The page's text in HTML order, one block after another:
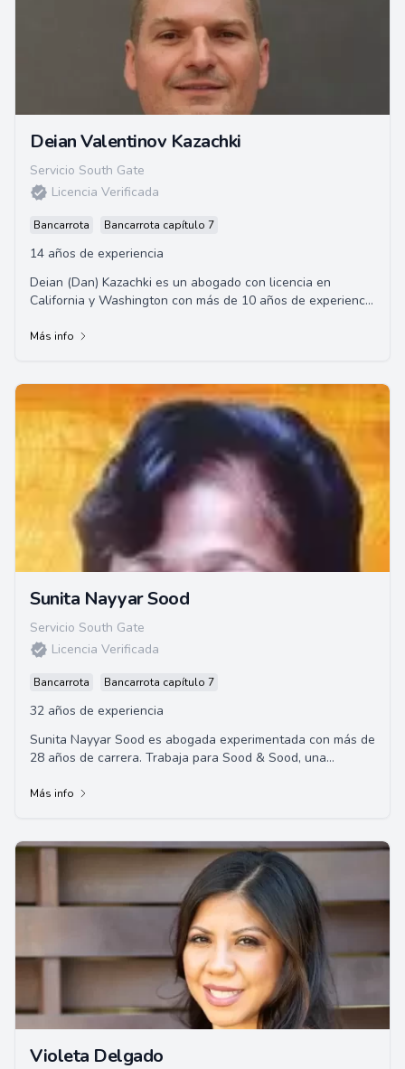
Deian Valentinov Kazachki
Servicio South Gate
Licencia Verificada
Bancarrota Bancarrota capítulo 7
14 años de experiencia
Deian (Dan) Kazachki es un abogado con licencia en
California y Washington con más de 10 años de experiencia
Más info
Sunita Nayyar Sood
Servicio South Gate
Licencia Verificada
Bancarrota Bancarrota capítulo 7
32 años de experiencia
Sunita Nayyar Sood es abogada experimentada con más de
28 años de carrera. Trabaja para Sood & Sood, una
Más info
Violeta Delgado